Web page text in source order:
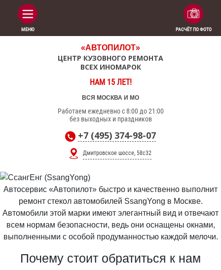
МЕНЮ РАСЧЁТ ПО ФОТО
«АВТОПИЛОТ»
ЦЕНТР КУЗОВНОГО РЕМОНТА
ВСЕХ ИНОМАРОК
НАМ 15 ЛЕТ!
ВСЯ МОСКВА И МО
Работаем ежедневно с 8:00 до 21:00
без выходных и праздников
+7 (495) 374-98-07
Дмитровское шоссе, 58с32
Автосервис «Автопилот» быстро и качественно выполнит
ремонт стекол автомобилей SsangYong в Москве.
Автомобили этой марки имеют элегантный вид и отвечают
всем нормам безопасности, ведь они оснащены окнами,
выполненными с особой продуманностью каждой мелочи.
Почему стоит обратиться к нам